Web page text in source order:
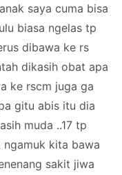
saya cuma bisa
biasa ngelas tp
dibawa ke rs
dikasih obat apa
ke rscm juga ga
gitu abis itu dia
muda ..17 tp
ngamuk kita bawa
sakit jiwa